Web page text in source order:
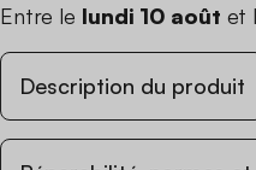
Entre le lundi 10 août et
Description du produit